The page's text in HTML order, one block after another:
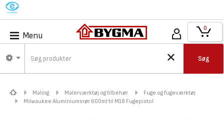
M
Menu
Søg
0
Maling Malerværktøj og tilbehør
Fuge og fugeværktøj
Milwaukee Aluminiumsrør 600ml til M18 Fugepistol